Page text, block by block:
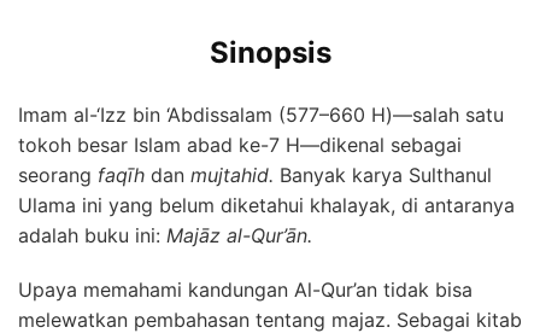
Sinopsis
Imam al-‘Izz bin ‘Abdissalam (577–660 H)—salah satu
tokoh besar Islam abad ke-7 H—dikenal sebagai
seorang faqīh dan mujtahid. Banyak karya Sulthanul
Ulama ini yang belum diketahui khalayak, di antaranya
adalah buku ini: Majāz al-Qur’ān.
Upaya memahami kandungan Al-Qur’an tidak bisa
melewatkan pembahasan tentang majaz. Sebagai kitab